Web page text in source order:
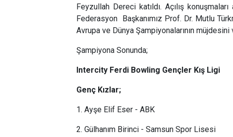
Feyzullah Dereci katıldı. Açılış
Federasyon Başkanımız Prof. Dr. Mutlu
Avrupa ve Dünya Şampiyonalarının müjdesini
Şampiyona Sonunda;
Intercity Ferdi Bowling Gençler Kış Ligi
Genç Kızlar;
1. Ayşe Elif Eser - ABK
2. Gülhanım Birinci - Samsun Spor Lisesi